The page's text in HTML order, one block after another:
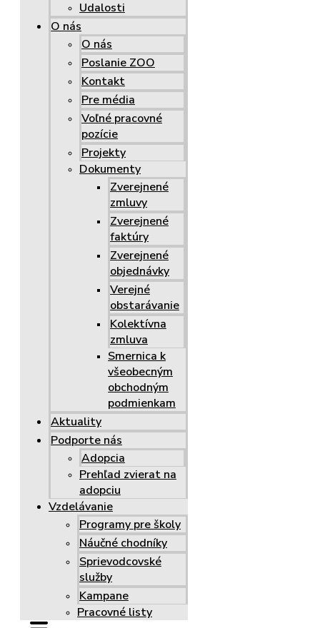
Udalosti
O nás
O nás
Poslanie ZOO
Kontakt
Pre média
Voľné pracovné
pozície
Projekty
Dokumenty
Zverejnené
zmluvy
Zverejnené
faktúry
Zverejnené
objednávky
Verejné
obstarávanie
Kolektívna
zmluva
Smernica k
všeobecným
obchodným
podmienkam
Aktuality
Podporte nás
Adopcia
Prehľad zvierat na
adopciu
Vzdelávanie
Programy pre školy
Náučné chodníky
Sprievodcovské
služby
Kampane
Pracovné listy